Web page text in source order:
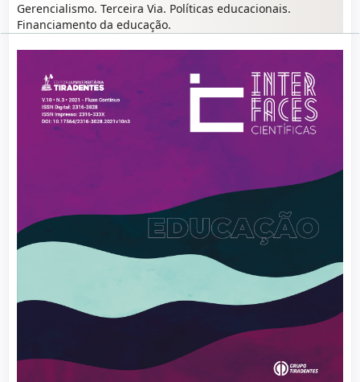
Gerencialismo. Terceira Via. Políticas educacionais.
Financiamento da educação.